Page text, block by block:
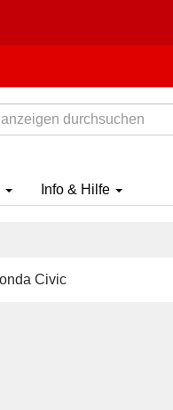
Info & Hilfe
Civic